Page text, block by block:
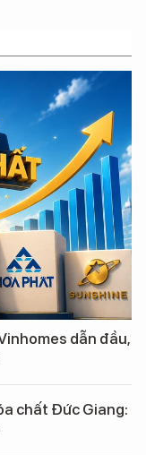
dẫn đầu,
chất Đức Giang: